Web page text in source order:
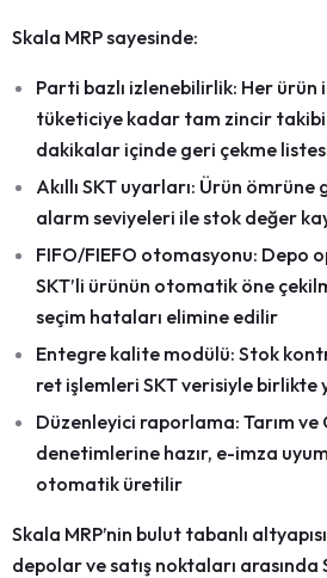
Skala MRP sayesinde:
Parti bazlı izlenebilirlik: Her ürün
tüketiciye kadar tam zincir takibi
dakikalar içinde geri çekme
Akıllı SKT uyarları: Ürün ömrüne
alarm seviyeleri ile stok değer
FIFO/FIEFO otomasyonu: Depo
SKT’li ürünün otomatik öne
seçim hataları elimine edilir
Entegre kalite modülü: Stok
ret işlemleri SKT verisiyle birlikte
Düzenleyici raporlama: Tarım ve
denetimlerine hazır, e-imza
otomatik üretilir
Skala MRP’nin bulut tabanlı
depolar ve satış noktaları arasında